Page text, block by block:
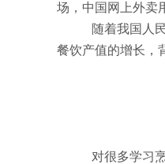
场，中国网上外卖
随着我国人
餐饮产值的增长，
对很多学习